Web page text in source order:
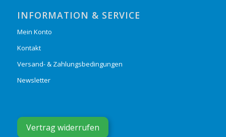
INFORMATION & SERVICE
Mein Konto
Kontakt
Versand- & Zahlungsbedingungen
Newsletter
Vertrag widerrufen